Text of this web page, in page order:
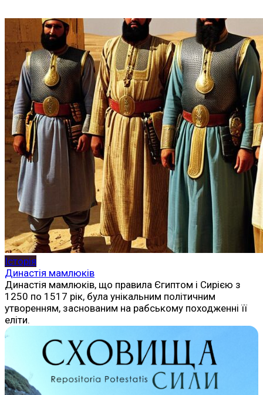
Історія
Династія мамлюків
Династія мамлюків, що правила Єгиптом і Сирією з
1250 по 1517 рік, була унікальним політичним
утворенням, заснованим на рабському походженні її
еліти.